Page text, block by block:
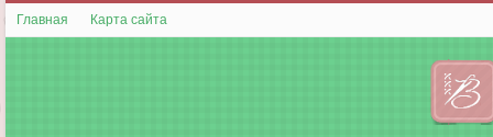
Главная Карта сайта